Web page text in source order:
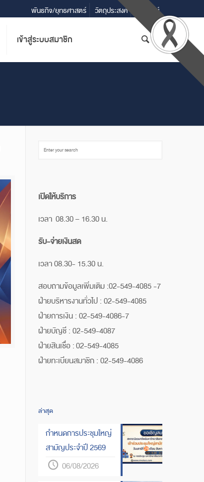
พันธกิจ/ยุทธศาสตร์ วัตถุประสงค์ วิสัยทัศน์
เข้าสู่ระบบสมาชิก
เปิดให้บริการ
เวลา 08.30 – 16.30 น.
รับ-จ่ายเงินสด
เวลา 08.30- 15.30 น.
สอบถามข้อมูลเพิ่มเติม :02-549-4085 -7
ฝ่ายบริหารงานทั่วไป : 02-549-4085
ฝ่ายการเงิน : 02-549-4086-7
ฝ่ายบัญชี : 02-549-4087
ฝ่ายสินเชื่อ : 02-549-4085
ฝ่ายทะเบียนสมาชิก : 02-549-4086
ล่าสุด
กำหนดการประชุมใหญ่
สามัญประจำปี 2569
06/08/2026